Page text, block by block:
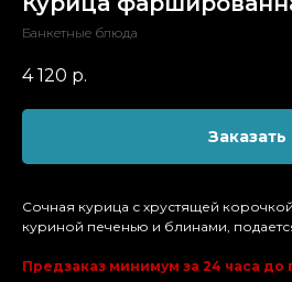
Банкетные блюда
4 120 р.
Заказать
Сочная курица с хрустящей
куриной печенью и блинами,
Предзаказ минимум за 24 часа до